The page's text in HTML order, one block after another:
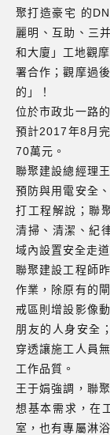
聚打造豪宅 的
麗明、互助、三
和大廈」工地觀
署合作；觀摩過
的」！
位於市政北一路
預計2017年8月
70萬元。
聯聚建設總經理
預防與用電安全
打工程解說；聯
清掃、清潔、紀
域內設置安全走
聯聚建設工程師
作業，除原有的
戒區則增設影像
朋友的人身安全
穿透讓施工人員
工作品質。
王于娟強調，聯
想基本需求，在
室，也有專屬淋